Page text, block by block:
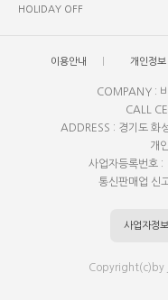
HOLIDAY OFF
이용안내 개인정
COMPANY :
CALL
ADDRESS : 경기도
개
사업자등록번호
통신판매업 신
사업자정
Copyright(c)by